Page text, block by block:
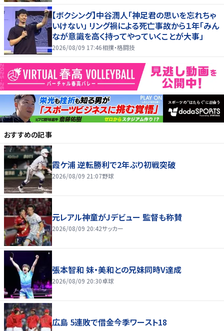
【ボクシング】中谷潤人「神足君の思いを忘れちゃ
いけない」 リング禍による死亡事故から１年「みん
なが意識を高く持ってやっていくことが大事」
2026/08/09 17:46相撲・格闘技
おすすめの記事
霞ケ浦 逆転勝利で2年ぶり初戦突破
2026/08/09 21:07野球
元レアル神童がJデビュー 監督も称賛
2026/08/09 20:42サッカー
張本智和 妹・美和との兄妹同時V達成
2026/08/09 20:30卓球
広島 5連敗で借金今季ワースト18